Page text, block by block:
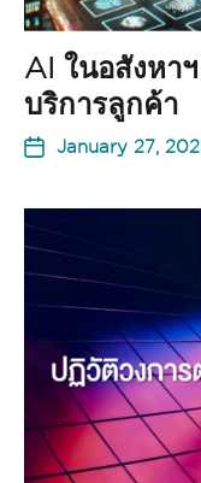
AI ในอสังหา
บริการลูกค้า
January 27,